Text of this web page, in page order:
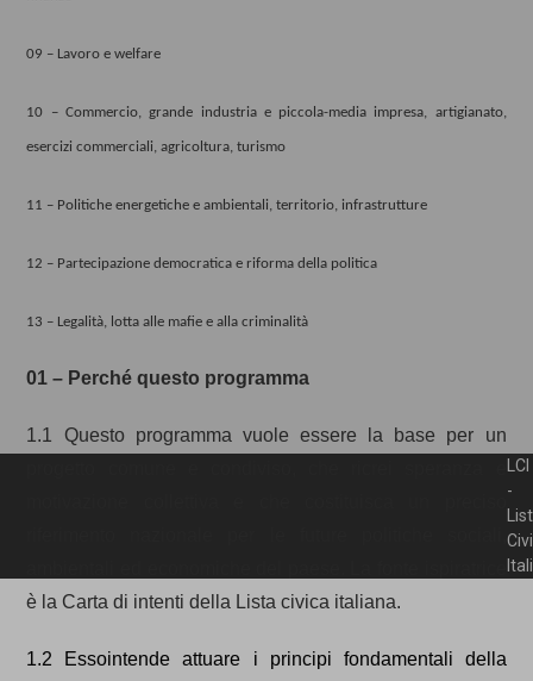
09 – Lavoro e welfare
10 – Commercio, grande industria e piccola-media impresa, artigianato,
esercizi commerciali, agricoltura, turismo
11 – Politiche energetiche e ambientali, territorio, infrastrutture
12 – Partecipazione democratica e riforma della politica
13 – Legalità, lotta alle mafie e alla criminalità
01 – Perché questo programma
1.1 Questo programma vuole essere la base per un
è la Carta di intenti della Lista civica italiana.
1.2 Essointende attuare i principi fondamentali della
LCI
-